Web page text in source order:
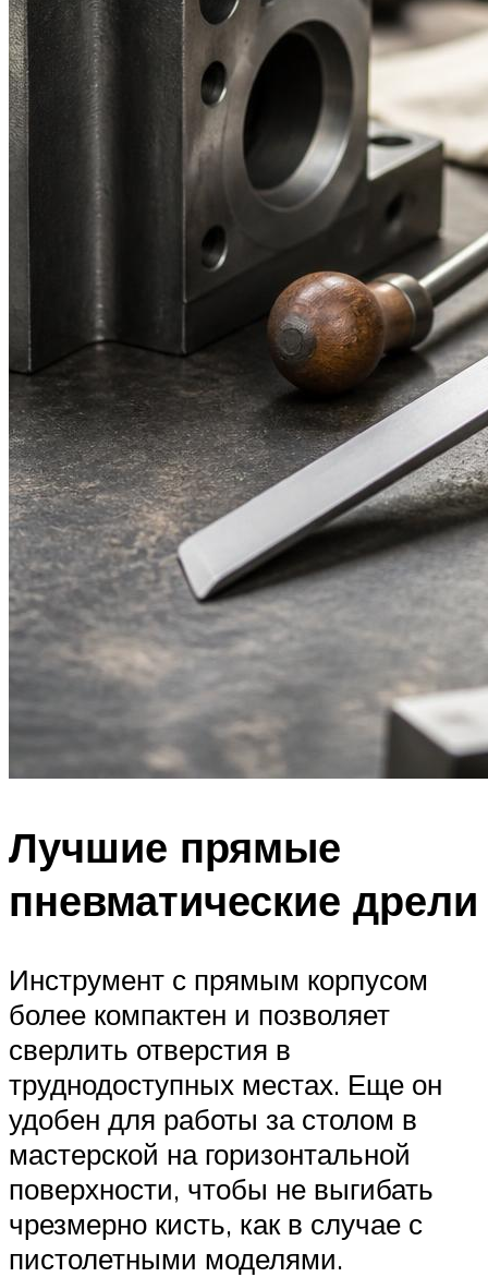
Лучшие прямые
пневматические дрели
Инструмент с прямым корпусом
более компактен и позволяет
сверлить отверстия в
труднодоступных местах. Еще он
удобен для работы за столом в
мастерской на горизонтальной
поверхности, чтобы не выгибать
чрезмерно кисть, как в случае с
пистолетными моделями.